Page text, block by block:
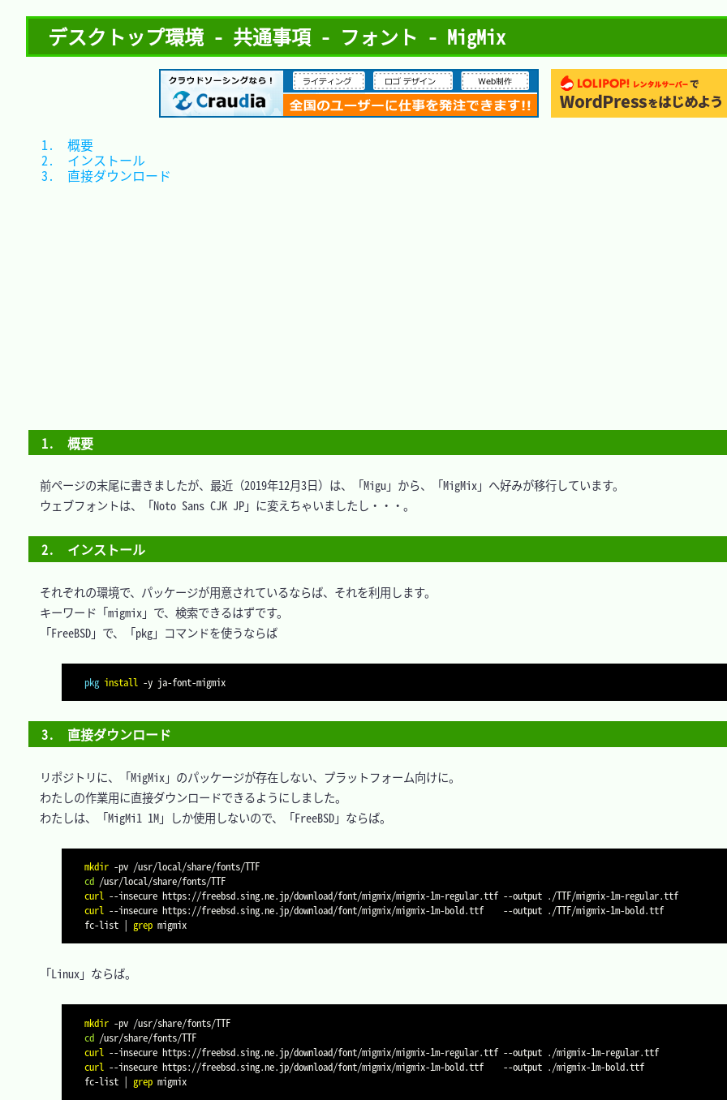
デスクトップ環境 - 共通事項 - フォント - MigMix
1.　概要
前ページの末尾に書きましたが、最近（2019年12月3日）は、「Migu」から、「MigMix」へ好みが移行しています。
ウェブフォントは、「Noto Sans CJK JP」に変えちゃいましたし・・・。
2.　インストール
それぞれの環境で、パッケージが用意されているならば、それを利用します。
キーワード「migmix」で、検索できるはずです。
「FreeBSD」で、「pkg」コマンドを使うならば
pkg install -y ja-font-migmix
3.　直接ダウンロード
リポジトリに、「MigMix」のパッケージが存在しない、プラットフォーム向けに。
わたしの作業用に直接ダウンロードできるようにしました。
わたしは、「MigMi1 1M」しか使用しないので、「FreeBSD」ならば。
mkdir -pv
/usr/local/share/fonts/TTF
cd
/usr/local/share/fonts/TTF
curl --insecure https://freebsd.sing.ne.jp/download/font/migmix/migmix-1m-regular.ttf --output
./TTF/migmix-1m-regular.ttf
curl --insecure https://freebsd.sing.ne.jp/download/font/migmix/migmix-1m-bold.ttf --output ./TTF/migmix-1m-bold.ttf
fc-list | grep migmix
「Linux」ならば。
mkdir -pv
/usr/share/fonts/TTF
cd
/usr/share/fonts/TTF
curl --insecure https://freebsd.sing.ne.jp/download/font/migmix/migmix-1m-regular.ttf --output
./migmix-1m-regular.ttf
curl --insecure https://freebsd.sing.ne.jp/download/font/migmix/migmix-1m-bold.ttf --output ./migmix-1m-bold.ttf
fc-list | grep migmix